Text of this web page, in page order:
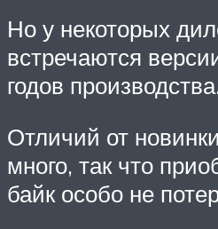
Но у некоторых
встречаются
годов производства.
Отличий от
много, так что
байк особо не